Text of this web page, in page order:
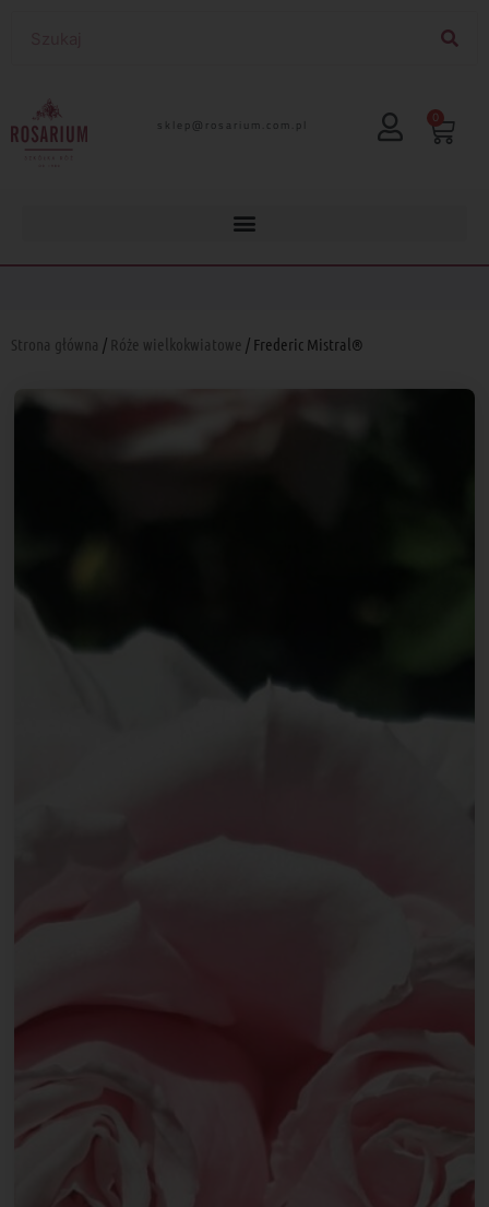
lp.moc.muirasor@pelks 0
Strona główna / Róże wielkokwiatowe / Frederic Mistral®